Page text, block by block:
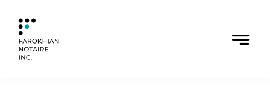
content
Suivant